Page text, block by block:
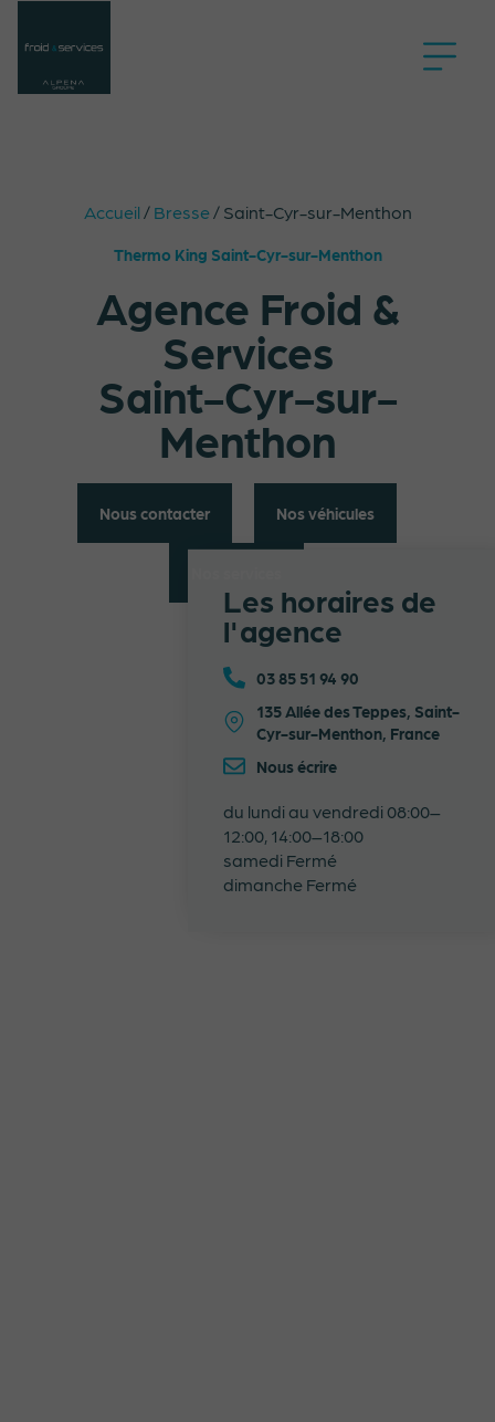
Accueil / Bresse/ Saint-Cyr-sur-Menthon
Thermo King Saint-Cyr-sur-Menthon
Agence Froid &
Services
Saint-Cyr-sur-
Menthon
Nous contacter Nos véhicules
Les horaires de
l'agence
03 85 51 94 90
135 Allée des Teppes, Saint-
Cyr-sur-Menthon, France
Nous écrire
du lundi au vendredi 08:00–
12:00, 14:00–18:00
samedi Fermé
dimanche Fermé